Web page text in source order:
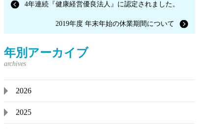
4年連続『健康経営優良法人』に認定されました。
2019年度 年末年始の休業期間について
年別アーカイブ
2026
2025